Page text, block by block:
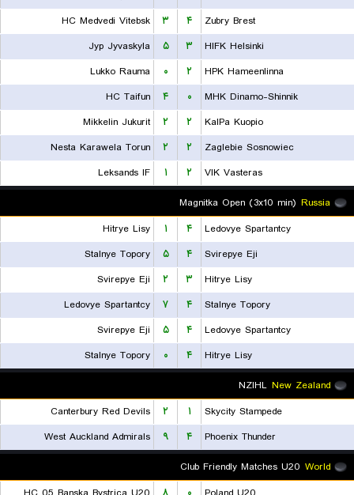
Zubry Brest
۴ ۳
HC Medvedi Vitebsk
HIFK Helsinki
۳ ۵
Jyp Jyvaskyla
HPK Hameenlinna
۲ ۰
Lukko Rauma
MHK Dinamo-Shinnik
۰ ۴
HC Taifun
KalPa Kuopio
۲ ۲
Mikkelin Jukurit
Zaglebie Sosnowiec
۲ ۲
Nesta Karawela Torun
VIK Vasteras
۲ ۱
Leksands IF
Russia
Magnitka Open (3x10 min)
Ledovye Spartantcy
۴ ۱
Hitrye Lisy
Svirepye Eji
۴ ۵
Stalnye Topory
Hitrye Lisy
۳ ۲
Svirepye Eji
Stalnye Topory
۴ ۷
Ledovye Spartantcy
Ledovye Spartantcy
۴ ۵
Svirepye Eji
Hitrye Lisy
۴ ۰
Stalnye Topory
New Zealand
NZIHL
Skycity Stampede
۱ ۲
Canterbury Red Devils
Phoenix Thunder
۴ ۹
West Auckland Admirals
World
Club Friendly Matches U20